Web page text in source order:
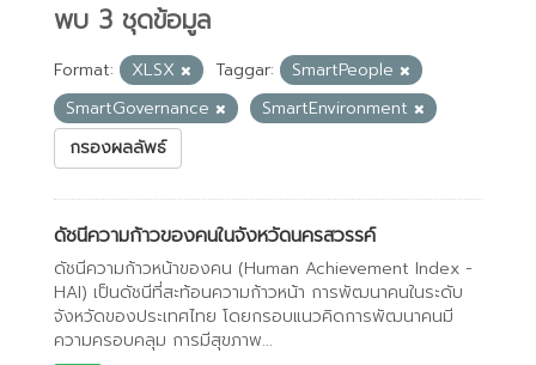
พบ 3 ชุดข้อมูล
Format: XLSX Taggar:
SmartPeople
SmartGovernance
SmartEnvironment
กรองผลลัพธ์
ดัชนีความก้าวของคนในจังหวัดนครสวรรค์
ดัชนีความก้าวหน้าของคน (Human Achievement Index -
HAI) เป็นดัชนีที่สะท้อนความก้าวหน้า การพัฒนาคนในระดับ
จังหวัดของประเทศไทย โดยกรอบแนวคิดการพัฒนาคนมี
ความครอบคลุม การมีสุขภาพ...